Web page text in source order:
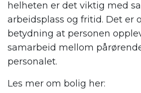
helheten er det viktig med
arbeidsplass og fritid. Det er
betydning at personen
samarbeid mellom
personalet.
Les mer om bolig her: